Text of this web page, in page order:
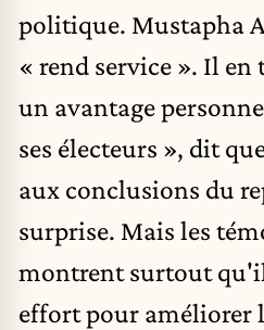
politique. Mustapha
« rend service ». Il
un avantage
ses électeurs », dit
aux conclusions du
surprise. Mais les
montrent surtout
effort pour améliorer